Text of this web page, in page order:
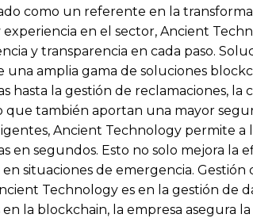
como un referente en la
en el sector, Ancient
y transparencia en cada paso.
amplia gama de soluciones
hasta la gestión de reclamaciones,
que también aportan una mayor
Ancient Technology permite a
en segundos. Esto no solo mejora la
situaciones de emergencia.
Technology es en la gestión de
la blockchain, la empresa asegura